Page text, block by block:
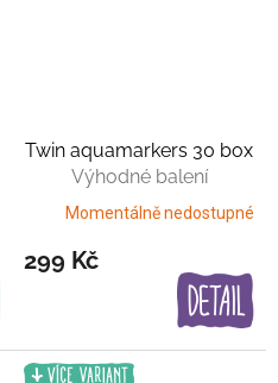
Twin aquamarkers 30 box
Výhodné balení
Momentálně nedostupné
299 Kč